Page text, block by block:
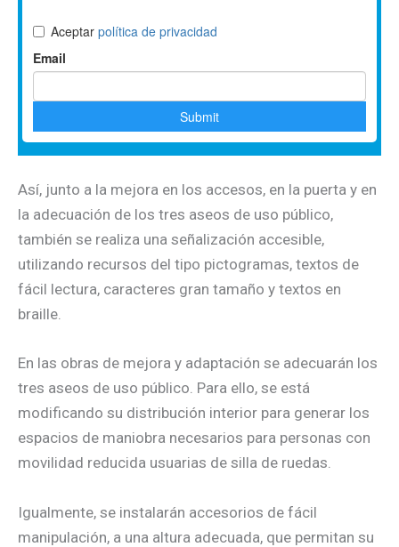
Así, junto a la mejora en los accesos, en la puerta y en
la adecuación de los tres aseos de uso público,
también se realiza una señalización accesible,
utilizando recursos del tipo pictogramas, textos de
fácil lectura, caracteres gran tamaño y textos en
braille.
En las obras de mejora y adaptación se adecuarán los
tres aseos de uso público. Para ello, se está
modificando su distribución interior para generar los
espacios de maniobra necesarios para personas con
movilidad reducida usuarias de silla de ruedas.
Igualmente, se instalarán accesorios de fácil
manipulación, a una altura adecuada, que permitan su